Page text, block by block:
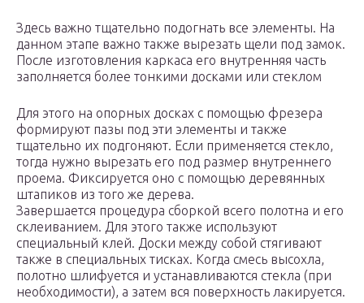
Здесь важно тщательно подогнать все элементы. На
данном этапе важно также вырезать щели под замок.
После изготовления каркаса его внутренняя часть
заполняется более тонкими досками или стеклом
Для этого на опорных досках с помощью фрезера
формируют пазы под эти элементы и также
тщательно их подгоняют. Если применяется стекло,
тогда нужно вырезать его под размер внутреннего
проема. Фиксируется оно с помощью деревянных
штапиков из того же дерева.
Завершается процедура сборкой всего полотна и его
склеиванием. Для этого также используют
специальный клей. Доски между собой стягивают
также в специальных тисках. Когда смесь высохла,
полотно шлифуется и устанавливаются стекла (при
необходимости), а затем вся поверхность лакируется.